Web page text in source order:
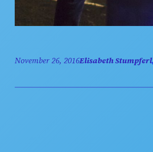
November 26, 2016Elisabeth Stumpferl